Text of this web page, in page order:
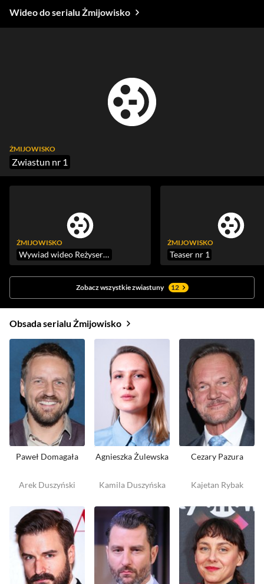
Wideo do serialu Żmijowisko
ŻMIJOWISKO
Zwiastun nr 1
ŻMIJOWISKO
Wywiad wideo Reżyser i gwiazdy "Żmijowiska" opowiadają nam o serialu Canal+
ŻMIJOWISKO
Teaser nr 1
Zobacz wszystkie zwiastuny 12
Obsada serialu Żmijowisko
Paweł Domagała
Arek Duszyński
Agnieszka Żulewska
Kamila Duszyńska
Cezary Pazura
Kajetan Rybak